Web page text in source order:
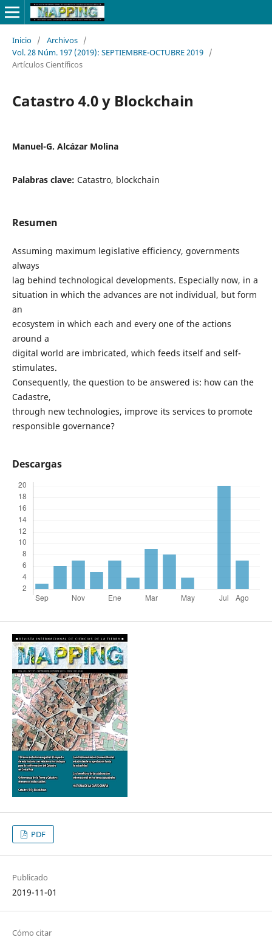
Inicio / Archivos /
Vol. 28 Núm. 197 (2019): SEPTIEMBRE-OCTUBRE 2019 /
Artículos Científicos
Catastro 4.0 y Blockchain
Manuel-G. Alcázar Molina
Palabras clave: Catastro, blockchain
Resumen
Assuming maximum legislative efficiency, governments
always
lag behind technological developments. Especially now, in a
situation in which the advances are not individual, but form
an
ecosystem in which each and every one of the actions
around a
digital world are imbricated, which feeds itself and self-
stimulates.
Consequently, the question to be answered is: how can the
Cadastre,
through new technologies, improve its services to promote
responsible governance?
Descargas
PDF
Publicado
2019-11-01
Cómo citar